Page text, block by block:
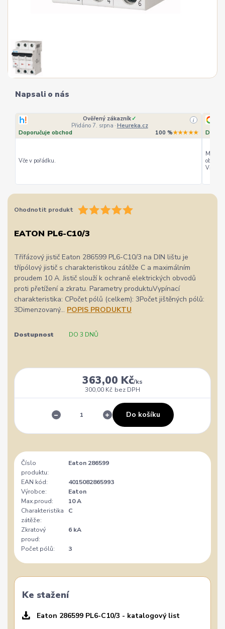
Napsali o nás
Ověřený zákazník✓
Přidáno 7. srpna · Heureka.cz
i
Doporučuje obchod 100 %★★★★★
Vče v pořádku.
Můžu
Vřele
Ohodnotit produkt
EATON PL6-C10/3
Třífázový jistič Eaton 286599 PL6-C10/3 na DIN lištu je
třípólový jistič s charakteristikou zátěže C a maximálním
proudem 10 A. Jistič slouží k ochraně elektrických obvodů
proti přetížení a zkratu. Parametry produktuVypínací
charakteristika: CPočet pólů (celkem): 3Počet jištěných pólů:
3Dimenzovaný... POPIS PRODUKTU
Dostupnost DO 3 DNŮ
363,00 Kč/ks
300,00 Kč bez DPH
Do košíku
Číslo
produktu:
Eaton 286599
EAN kód:
4015082865993
Výrobce:
Eaton
Max.proud:
10 A
Charakteristika
zátěže:
C
Zkratový
proud:
6 kA
Počet pólů: 3
Ke stažení
Eaton 286599 PL6-C10/3 - katalogový list